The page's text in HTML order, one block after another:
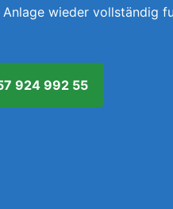
wieder vollständig
924 992 55